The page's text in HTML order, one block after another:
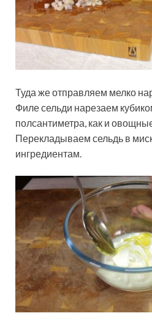
Туда же отправляем мелко
Филе сельди нарезаем
полсантиметра, как и
Перекладываем сельдь в
ингредиентам.